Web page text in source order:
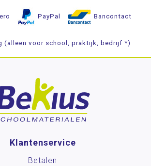
PayPal Bancontact
(alleen voor school, praktijk, bedrijf *)
Klantenservice
Betalen